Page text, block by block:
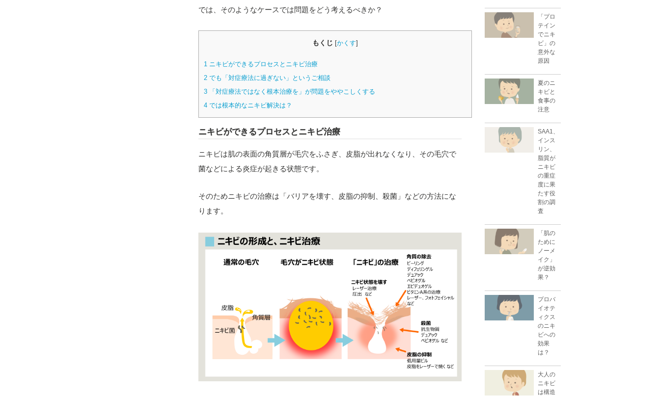
では、そのようなケースでは問題をどう考えるべきか？
もくじ [かくす]
1 ニキビができるプロセスとニキビ治療
2 でも「対症療法に過ぎない」というご相談
3 「対症療法ではなく根本治療を」が問題をややこしくする
4 では根本的なニキビ解決は？
ニキビができるプロセスとニキビ治療
ニキビは肌の表面の角質層が毛穴をふさぎ、皮脂が出れなくなり、その毛穴で
菌などによる炎症が起きる状態です。
そのためニキビの治療は「バリアを壊す、皮脂の抑制、殺菌」などの方法にな
ります。
「プロ
テイン
でニキ
ビ」の
意外な
原因
夏のニ
キビと
食事の
注意
SAA1、
インス
リン、
脂質が
ニキビ
の重症
度に果
たす役
割の調
査
「肌の
ために
ノーメ
イク」
が逆効
果？
プロバ
イオテ
ィクス
のニキ
ビへの
効果
は？
大人の
ニキビ
は構造